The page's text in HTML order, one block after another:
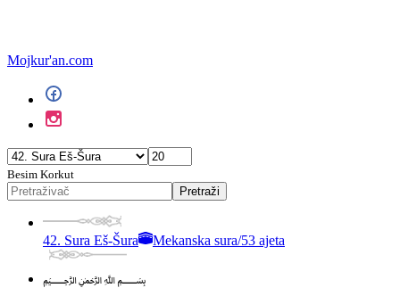
Mojkur'an.com
Besim Korkut
Pretraži
42. Sura Eš-Šura Mekanska sura/53 ajeta
﷽